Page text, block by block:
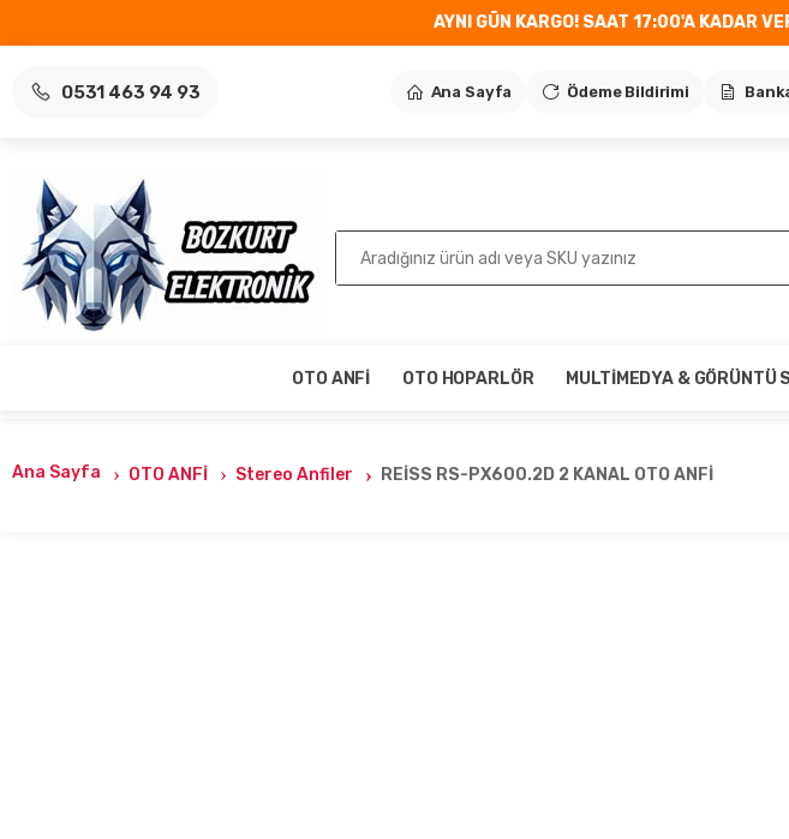
AYNI GÜN KARGO! SAAT 17:00'A KADAR
0531 463 94 93 Ana Sayfa Ödeme Bildirimi
Ara
OTO ANFİ OTO HOPARLÖR MULTİMEDYA & GÖRÜNTÜ
Ana Sayfa OTO ANFİ Stereo Anfiler REİSS RS-PX600.2D 2 KANAL OTO ANFİ